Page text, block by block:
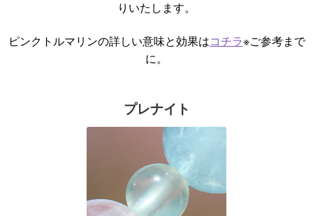
りいたします。
ピンクトルマリンの詳しい意味と効果はコチラ※ご参考まで
に。
プレナイト